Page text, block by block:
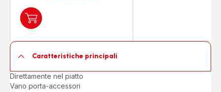
Aggiungi
carrello
Intention
Caratteristiche principali
Direttamente nel piatto
Vano porta-accessori